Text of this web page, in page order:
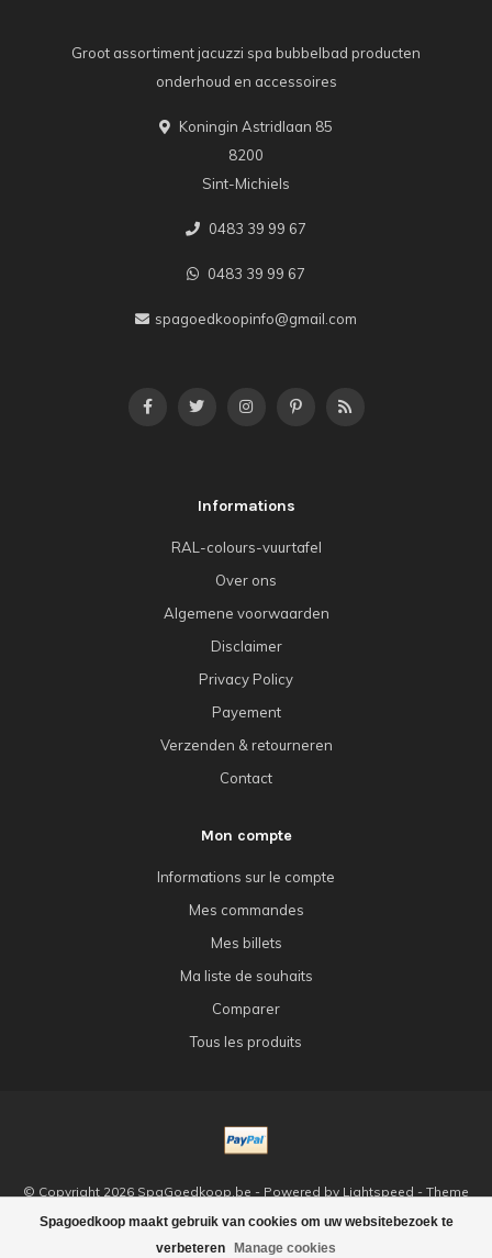
Spagoedkoop maakt gebruik van cookies om uw websitebezoek te
verbeteren
Manage cookies
Groot assortiment jacuzzi spa bubbelbad producten
onderhoud en accessoires
Koningin Astridlaan 85
8200
Sint-Michiels
0483 39 99 67
0483 39 99 67
spagoedkoopinfo@gmail.com
Informations
RAL-colours-vuurtafel
Over ons
Algemene voorwaarden
Disclaimer
Privacy Policy
Payement
Verzenden & retourneren
Contact
Mon compte
Informations sur le compte
Mes commandes
Mes billets
Ma liste de souhaits
Comparer
Tous les produits
© Copyright 2026 SpaGoedkoop.be - Powered by Lightspeed - Theme
byDyvelopment